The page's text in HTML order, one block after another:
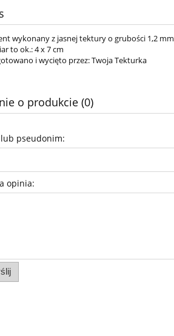
wykonany z jasnej tektury o grubości 1,2 mm
to ok.: 4 x 7 cm
i wycięto przez: Twoja Tekturka
o produkcie (0)
pseudonim:
opinia: